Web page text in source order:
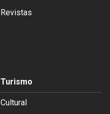
Revistas
Turismo
Cultural